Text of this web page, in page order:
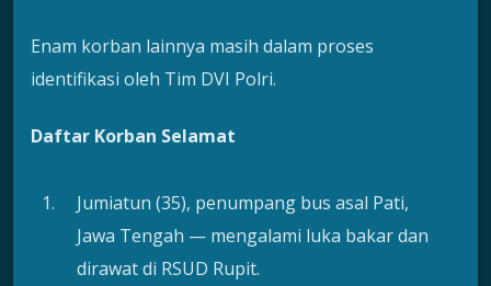
Enam korban lainnya masih dalam proses
identifikasi oleh Tim DVI Polri.
Daftar Korban Selamat
Jumiatun (35), penumpang bus asal Pati,
Jawa Tengah — mengalami luka bakar dan
dirawat di RSUD Rupit.